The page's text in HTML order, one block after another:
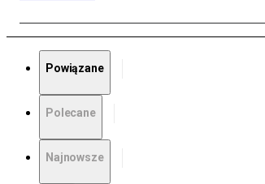
Powiązane
Polecane
Najnowsze